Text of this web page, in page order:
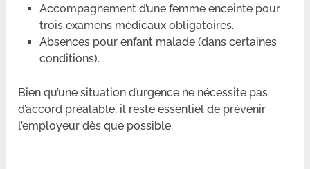
Accompagnement d’une femme enceinte pour
trois examens médicaux obligatoires.
Absences pour enfant malade (dans certaines
conditions).
Bien qu’une situation d’urgence ne nécessite pas
d’accord préalable, il reste essentiel de prévenir
l’employeur dès que possible.